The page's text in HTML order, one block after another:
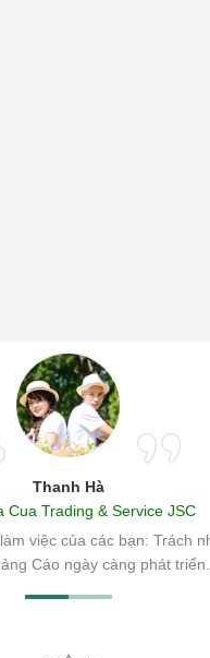
Thanh Hà
Cua Trading & Service JSC
việc của các bạn: Trách
Cáo ngày càng phát triển.